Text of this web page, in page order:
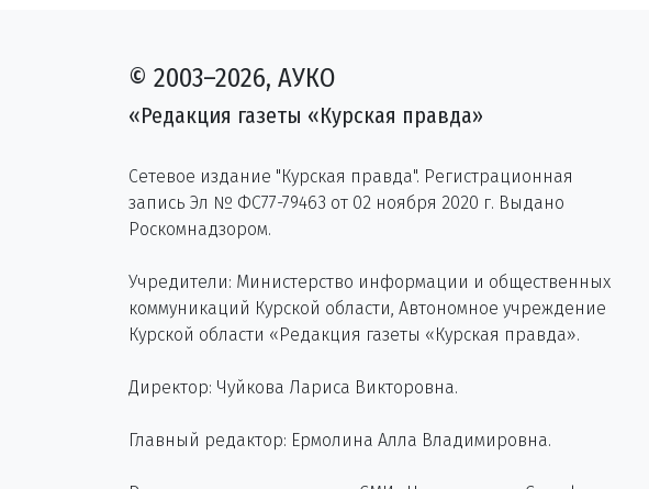
© 2003–2026, АУКО
«Редакция газеты «Курская правда»
Сетевое издание "Курская правда". Регистрационная
запись Эл № ФС77-79463 от 02 ноября 2020 г. Выдано
Роскомнадзором.
Учредители: Министерство информации и общественных
коммуникаций Курской области, Автономное учреждение
Курской области «Редакция газеты «Курская правда».
Директор: Чуйкова Лариса Викторовна.
Главный редактор: Ермолина Алла Владимировна.